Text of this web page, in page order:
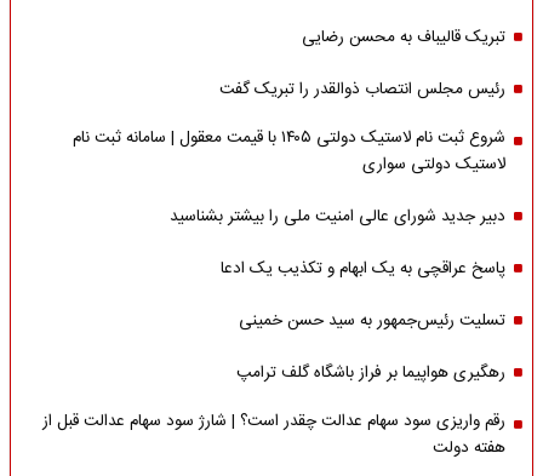
تبریک قالیباف به محسن رضایی
رئیس مجلس انتصاب ذوالقدر را تبریک گفت
شروع ثبت نام لاستیک دولتی ۱۴۰۵ با قیمت معقول | سامانه ثبت نام
لاستیک دولتی سواری
دبیر جدید شورای عالی امنیت ملی را بیشتر بشناسید
پاسخ عراقچی به یک ابهام و تکذیب یک ادعا
تسلیت رئیس‌جمهور به سید حسن خمینی
رهگیری هواپیما بر فراز باشگاه گلف ترامپ
رقم واریزی سود سهام عدالت چقدر است؟ | شارژ سود سهام عدالت قبل از
هفته دولت